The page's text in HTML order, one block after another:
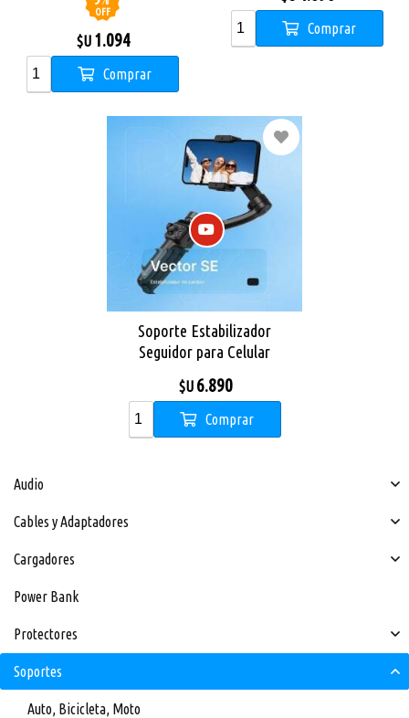
Audio
Cables y Adaptadores
Cargadores
Power Bank
Protectores
Soportes
Auto, Bicicleta, Moto
OFF
$U 1.094
Comprar
Comprar
Soporte Estabilizador
Seguidor para Celular
$U 6.890
Comprar